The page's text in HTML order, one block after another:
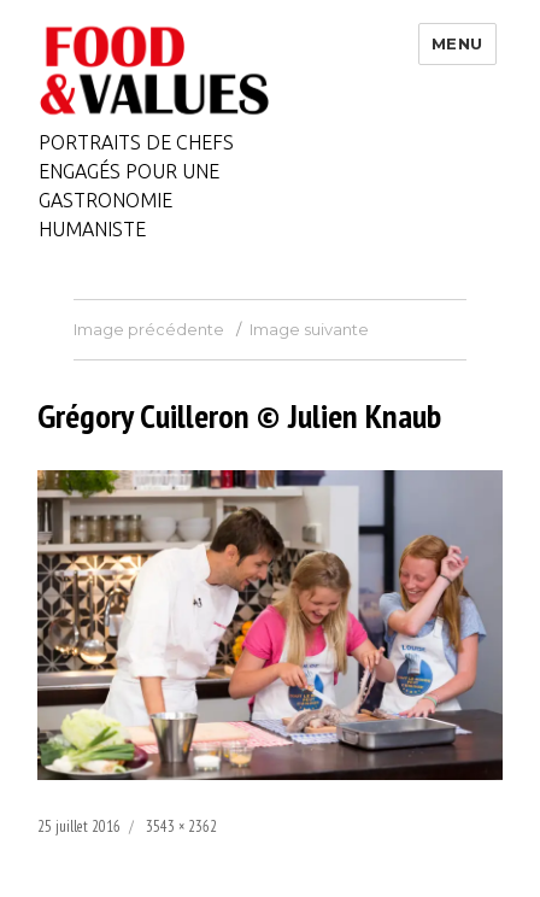
PORTRAITS DE CHEFS
ENGAGÉS POUR UNE
GASTRONOMIE
HUMANISTE
MENU
Image précédente Image suivante
Grégory Cuilleron © Julien Knaub
Publié
25 juillet 2016
Taille
3543 × 2362